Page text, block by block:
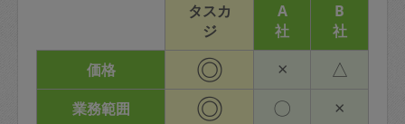
タスカ
ジ
A
社
B
社
価格
◎ × △
業務範囲 ◎ 〇 ×